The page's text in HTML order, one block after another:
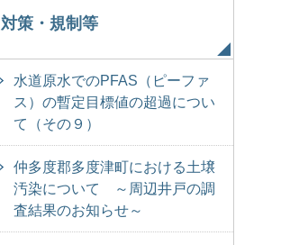
対策・規制等
水道原水でのPFAS（ピーファ
ス）の暫定目標値の超過につい
て（その９）
仲多度郡多度津町における土壌
汚染について ～周辺井戸の調
査結果のお知らせ～